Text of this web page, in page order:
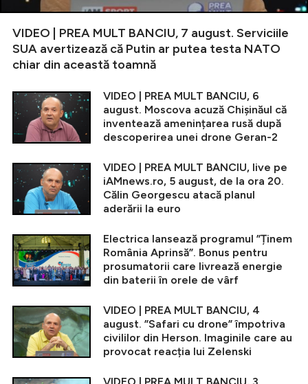
VIDEO | PREA MULT BANCIU, 7 august. Serviciile
SUA avertizează că Putin ar putea testa NATO
chiar din această toamnă
VIDEO | PREA MULT BANCIU, 6
august. Moscova acuză Chișinăul că
inventează amenințarea rusă după
descoperirea unei drone Geran-2
VIDEO | PREA MULT BANCIU, live pe
iAMnews.ro, 5 august, de la ora 20.
Călin Georgescu atacă planul
aderării la euro
Electrica lansează programul ”Ținem
România Aprinsă”. Bonus pentru
prosumatorii care livrează energie
din baterii în orele de vârf
VIDEO | PREA MULT BANCIU, 4
august. ”Safari cu drone” împotriva
civililor din Herson. Imaginile care au
provocat reacția lui Zelenski